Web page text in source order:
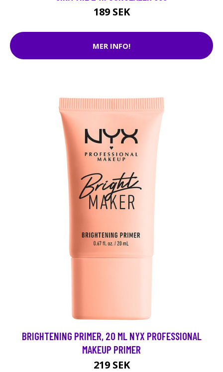
189 SEK
MER INFO!
BRIGHTENING PRIMER, 20 ML NYX PROFESSIONAL
MAKEUP PRIMER
219 SEK